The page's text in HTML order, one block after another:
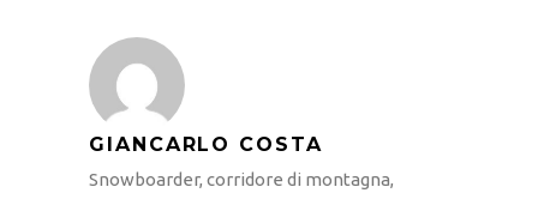
GIANCARLO COSTA
Snowboarder, corridore di montagna,